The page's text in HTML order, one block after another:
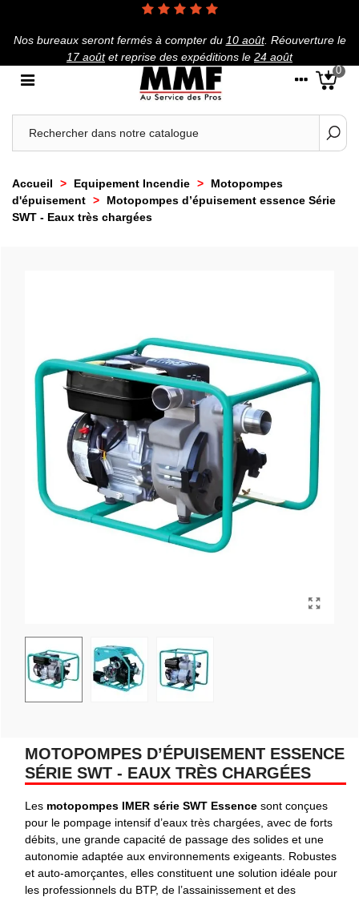
Nos bureaux seront fermés à compter du 10 août. Réouverture le
17 aoûtet reprise des expéditions le 24 août
0
Accueil > Equipement Incendie >
Motopompes
d'épuisement >
Motopompes d’épuisement essence Série
SWT - Eaux très chargées
MOTOPOMPES D’ÉPUISEMENT ESSENCE
SÉRIE SWT - EAUX TRÈS CHARGÉES
Les motopompes IMER série SWT Essence sont conçues
pour le pompage intensif d’eaux très chargées, avec de forts
débits, une grande capacité de passage des solides et une
autonomie adaptée aux environnements exigeants. Robustes
et auto-amorçantes, elles constituent une solution idéale pour
les professionnels du BTP, de l’assainissement et des